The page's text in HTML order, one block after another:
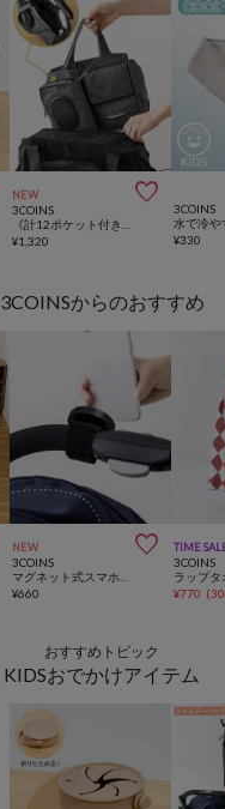
NEW 
3COINS
¥1,320
3COINS
¥330
3COINSからのおすすめ
NEW 
3COINS
¥660
TIME
3COINS
ラップタ
¥770 (
おすすめトピック
KIDSおでかけアイテム